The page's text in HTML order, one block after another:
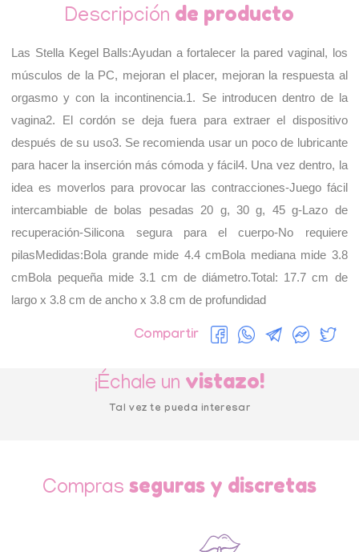
Descripción de producto
Las Stella Kegel Balls:Ayudan a fortalecer la pared vaginal, los
músculos de la PC, mejoran el placer, mejoran la respuesta al
orgasmo y con la incontinencia.1. Se introducen dentro de la
vagina2. El cordón se deja fuera para extraer el dispositivo
después de su uso3. Se recomienda usar un poco de lubricante
para hacer la inserción más cómoda y fácil4. Una vez dentro, la
idea es moverlos para provocar las contracciones-Juego fácil
intercambiable de bolas pesadas 20 g, 30 g, 45 g-Lazo de
recuperación-Silicona segura para el cuerpo-No requiere
pilasMedidas:Bola grande mide 4.4 cmBola mediana mide 3.8
cmBola pequeña mide 3.1 cm de diámetro.Total: 17.7 cm de
largo x 3.8 cm de ancho x 3.8 cm de profundidad
Compartir
¡Échale un vistazo!
Tal vez te pueda interesar
Compras seguras y discretas